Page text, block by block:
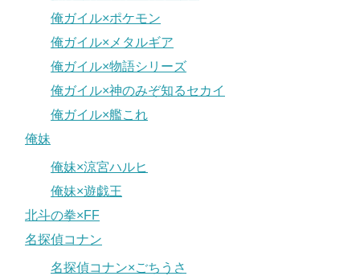
俺ガイル×ポケモン
俺ガイル×メタルギア
俺ガイル×物語シリーズ
俺ガイル×神のみぞ知るセカイ
俺ガイル×艦これ
俺妹
俺妹×涼宮ハルヒ
俺妹×遊戯王
北斗の拳×FF
名探偵コナン
名探偵コナン×ごちうさ